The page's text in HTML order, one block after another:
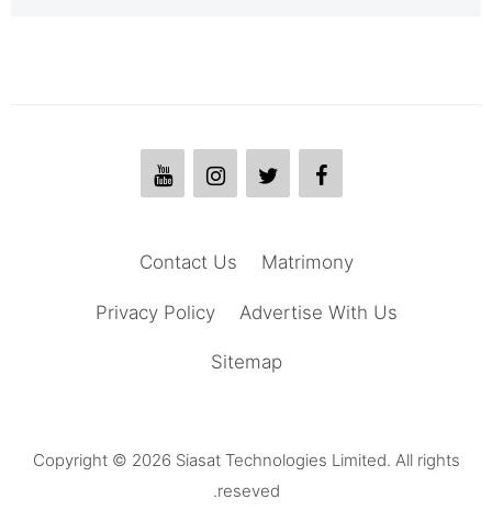
Matrimony
Contact Us
Advertise With Us
Privacy Policy
Sitemap
Copyright © 2026 Siasat Technologies Limited. All rights
reseved.